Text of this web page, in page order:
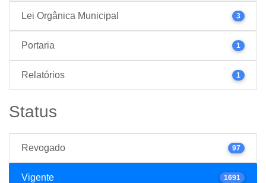
Lei Orgânica Municipal 3
Portaria 1
Relatórios 1
Status
Revogado 97
Vigente 1691